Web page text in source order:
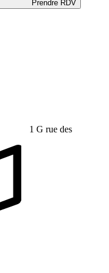
Prendre RDV
1 G rue des